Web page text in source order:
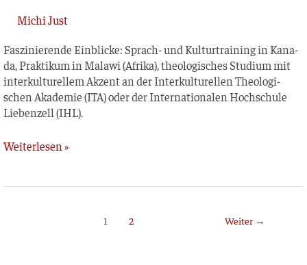
Michi Just
Fas­zi­nie­ren­de Ein­bli­cke: Sprach- und Kul­tur­trai­ning in Kana­
da, Prak­ti­kum in Mala­wi (Afri­ka), theo­lo­gi­sches Stu­di­um mit
inter­kul­tu­rel­lem Akzent an der Inter­kul­tu­rel­len Theo­lo­gi­
schen Aka­de­mie (ITA) oder der Inter­na­tio­na­len Hoch­schu­le
Lie­ben­zell (IHL).
Weiterlesen »
1 2 Weiter →